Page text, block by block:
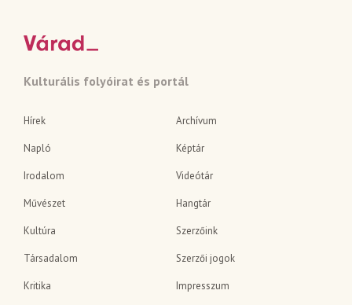
Kulturális folyóirat és portál
Hírek
Napló
Irodalom
Művészet
Kultúra
Társadalom
Kritika
Archívum
Képtár
Videótár
Hangtár
Szerzőink
Szerzői jogok
Impresszum